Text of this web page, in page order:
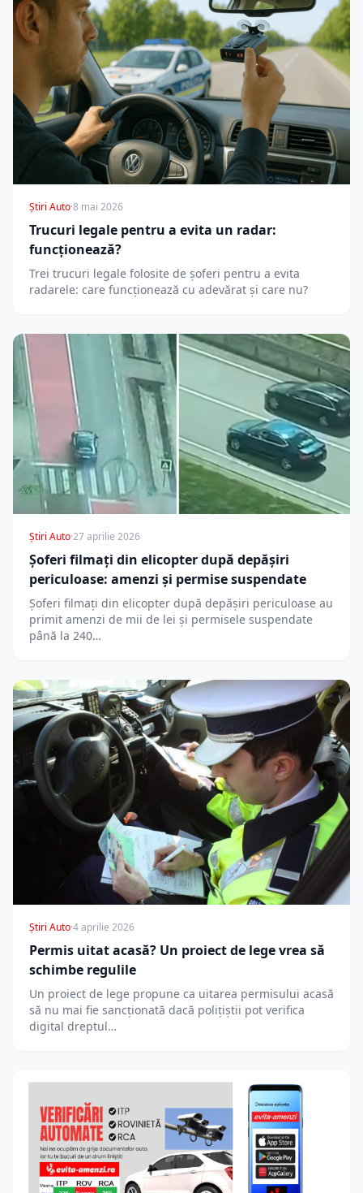
Știri Auto·8 mai 2026
Trucuri legale pentru a evita un radar:
funcționează?
Trei trucuri legale folosite de șoferi pentru a evita
radarele: care funcționează cu adevărat și care nu?
Știri Auto·27 aprilie 2026
Șoferi filmați din elicopter după depășiri
periculoase: amenzi și permise suspendate
Șoferi filmați din elicopter după depășiri periculoase au
primit amenzi de mii de lei și permisele suspendate
până la 240…
Știri Auto·4 aprilie 2026
Permis uitat acasă? Un proiect de lege vrea să
schimbe regulile
Un proiect de lege propune ca uitarea permisului acasă
să nu mai fie sancționată dacă polițiștii pot verifica
digital dreptul…